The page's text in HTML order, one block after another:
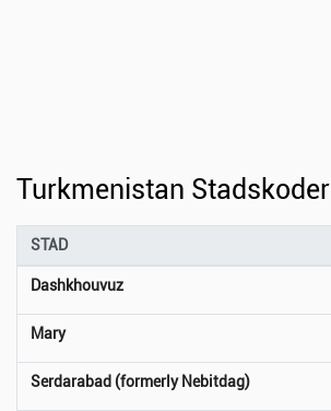
Turkmenistan Stadskoder
STAD
Dashkhouvuz
Mary
Serdarabad (formerly Nebitdag)